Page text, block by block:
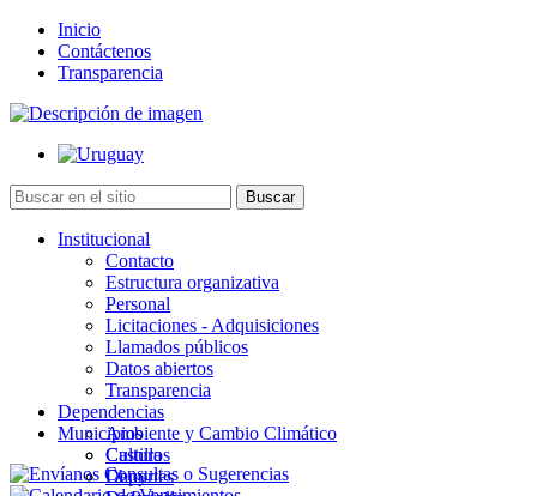
Inicio
Contáctenos
Transparencia
Institucional
Contacto
Estructura organizativa
Personal
Licitaciones - Adquisiciones
Llamados públicos
Datos abiertos
Transparencia
Dependencias
Ambiente y Cambio Climático
Cultura
Deportes
Municipios
Castillos
Chuy